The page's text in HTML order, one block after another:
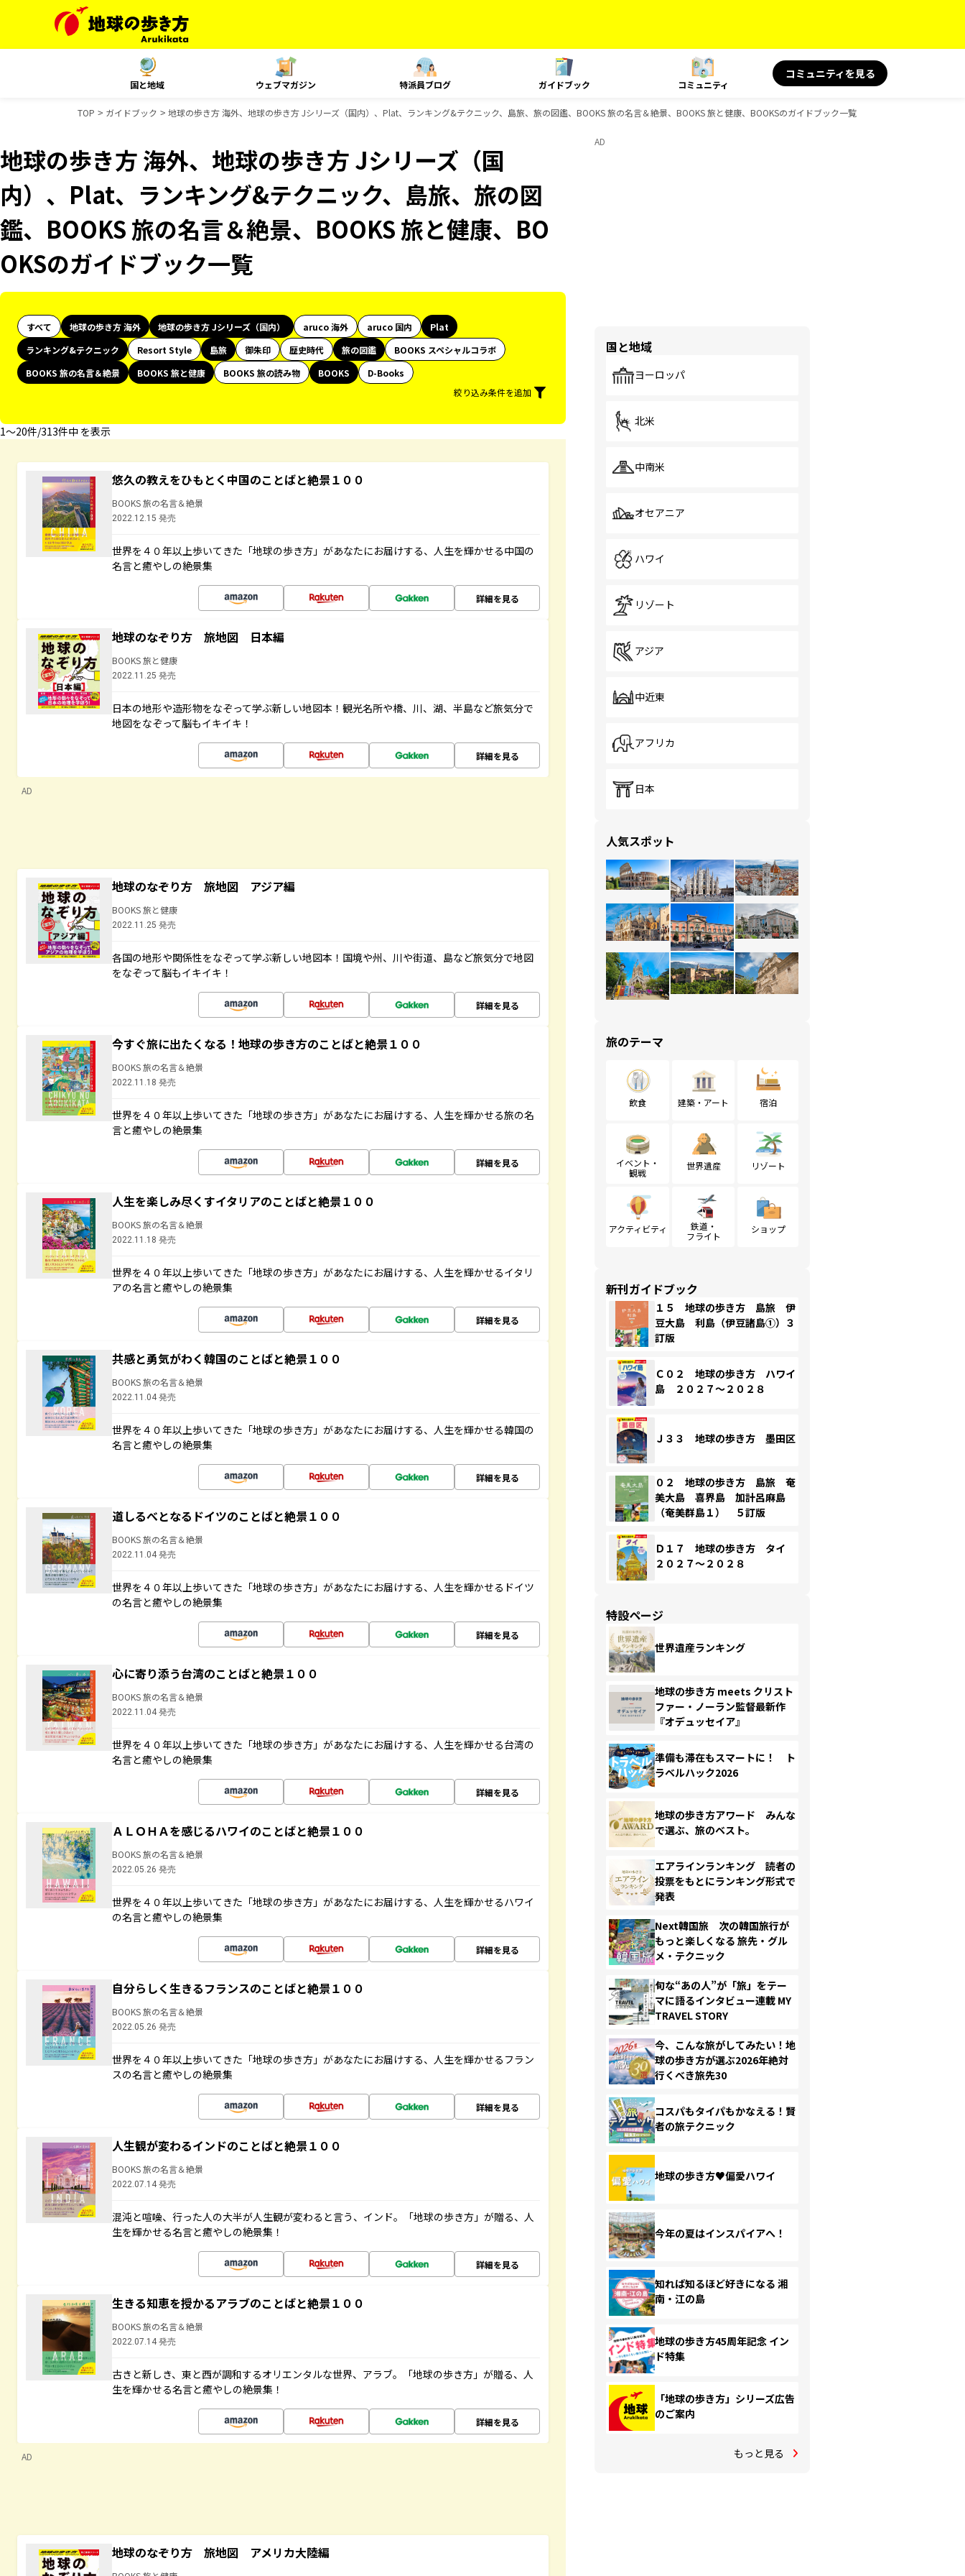
国と地域 ウェブマガジン 特派員ブログ ガイドブック コミュニティ
コミュニティを見る
TOP ガイドブック 地球の歩き方 海外、地球の歩き方 Jシリーズ（国内）、Plat、ランキング&テクニック、島旅、旅の図鑑、BOOKS 旅の名言＆絶景、BOOKS 旅と健康、BOOKSのガイドブック一覧
地球の歩き方 海外、地球の歩き方 Jシリーズ（国
内）、Plat、ランキング&テクニック、島旅、旅の図
鑑、BOOKS 旅の名言＆絶景、BOOKS 旅と健康、BO
OKSのガイドブック一覧
すべて 地球の歩き方 海外 地球の歩き方 Jシリーズ（国内） aruco 海外 aruco 国内
Plat
ランキング&テクニック
Resort Style 島旅 御朱印 歴史時代 旅の図鑑
BOOKS スペシャルコラボ
BOOKS 旅の名言＆絶景
BOOKS 旅と健康 BOOKS 旅の読み物 BOOKS
D-Books
絞り込み条件を追加
1〜20件/313件中 を表示
悠久の教えをひもとく中国のことばと絶景１００
BOOKS 旅の名言＆絶景
2022.12.15 発売
世界を４０年以上歩いてきた「地球の歩き方」があなたにお届けする、人生を輝かせる中国の
名言と癒やしの絶景集
詳細を見る
地球のなぞり方 旅地図 日本編
BOOKS 旅と健康
2022.11.25 発売
日本の地形や造形物をなぞって学ぶ新しい地図本！観光名所や橋、川、湖、半島など旅気分で
地図をなぞって脳もイキイキ！
詳細を見る
AD
地球のなぞり方 旅地図 アジア編
BOOKS 旅と健康
2022.11.25 発売
各国の地形や関係性をなぞって学ぶ新しい地図本！国境や州、川や街道、島など旅気分で地図
をなぞって脳もイキイキ！
詳細を見る
今すぐ旅に出たくなる！地球の歩き方のことばと絶景１００
BOOKS 旅の名言＆絶景
2022.11.18 発売
世界を４０年以上歩いてきた「地球の歩き方」があなたにお届けする、人生を輝かせる旅の名
言と癒やしの絶景集
詳細を見る
人生を楽しみ尽くすイタリアのことばと絶景１００
BOOKS 旅の名言＆絶景
2022.11.18 発売
世界を４０年以上歩いてきた「地球の歩き方」があなたにお届けする、人生を輝かせるイタリ
アの名言と癒やしの絶景集
詳細を見る
共感と勇気がわく韓国のことばと絶景１００
BOOKS 旅の名言＆絶景
2022.11.04 発売
世界を４０年以上歩いてきた「地球の歩き方」があなたにお届けする、人生を輝かせる韓国の
名言と癒やしの絶景集
詳細を見る
道しるべとなるドイツのことばと絶景１００
BOOKS 旅の名言＆絶景
2022.11.04 発売
世界を４０年以上歩いてきた「地球の歩き方」があなたにお届けする、人生を輝かせるドイツ
の名言と癒やしの絶景集
詳細を見る
心に寄り添う台湾のことばと絶景１００
BOOKS 旅の名言＆絶景
2022.11.04 発売
世界を４０年以上歩いてきた「地球の歩き方」があなたにお届けする、人生を輝かせる台湾の
名言と癒やしの絶景集
詳細を見る
ＡＬＯＨＡを感じるハワイのことばと絶景１００
BOOKS 旅の名言＆絶景
2022.05.26 発売
世界を４０年以上歩いてきた「地球の歩き方」があなたにお届けする、人生を輝かせるハワイ
の名言と癒やしの絶景集
詳細を見る
自分らしく生きるフランスのことばと絶景１００
BOOKS 旅の名言＆絶景
2022.05.26 発売
世界を４０年以上歩いてきた「地球の歩き方」があなたにお届けする、人生を輝かせるフラン
スの名言と癒やしの絶景集
詳細を見る
人生観が変わるインドのことばと絶景１００
BOOKS 旅の名言＆絶景
2022.07.14 発売
混沌と喧噪、行った人の大半が人生観が変わると言う、インド。「地球の歩き方」が贈る、人
生を輝かせる名言と癒やしの絶景集！
詳細を見る
生きる知恵を授かるアラブのことばと絶景１００
BOOKS 旅の名言＆絶景
2022.07.14 発売
古きと新しき、東と西が調和するオリエンタルな世界、アラブ。「地球の歩き方」が贈る、人
生を輝かせる名言と癒やしの絶景集！
詳細を見る
AD
地球のなぞり方 旅地図 アメリカ大陸編
AD
国と地域
ヨーロッパ
北米
中南米
オセアニア
ハワイ
リゾート
アジア
中近東
アフリカ
日本
人気スポット
旅のテーマ
飲食 建築・アート 宿泊
イベント・
観戦
世界遺産 リゾート
アクティビティ
鉄道・
フライト
ショップ
新刊ガイドブック
１５ 地球の歩き方 島旅 伊
豆大島 利島（伊豆諸島①）３
訂版
Ｃ０２ 地球の歩き方 ハワイ
島 ２０２７～２０２８
Ｊ３３ 地球の歩き方 墨田区
０２ 地球の歩き方 島旅 奄
美大島 喜界島 加計呂麻島
（奄美群島１） ５訂版
Ｄ１７ 地球の歩き方 タイ
２０２７～２０２８
特設ページ
世界遺産ランキング
地球の歩き方 meets クリスト
ファー・ノーラン監督最新作
『オデュッセイア』
準備も滞在もスマートに！ ト
ラベルハック2026
地球の歩き方アワード みんな
で選ぶ、旅のベスト。
エアラインランキング 読者の
投票をもとにランキング形式で
発表
Next韓国旅 次の韓国旅行が
もっと楽しくなる 旅先・グル
メ・テクニック
旬な“あの人”が「旅」をテー
マに語るインタビュー連載 MY
TRAVEL STORY
今、こんな旅がしてみたい！地
球の歩き方が選ぶ2026年絶対
行くべき旅先30
コスパもタイパもかなえる！賢
者の旅テクニック
地球の歩き方♥偏愛ハワイ
今年の夏はインスパイアへ！
知れば知るほど好きになる 湘
南・江の島
地球の歩き方45周年記念 イン
ド特集
「地球の歩き方」シリーズ広告
のご案内
もっと見る